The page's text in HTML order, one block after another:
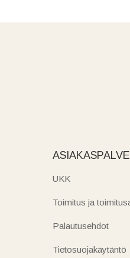
UKK
Toimitus ja
Palautusehdot
Tietosuojakäytäntö